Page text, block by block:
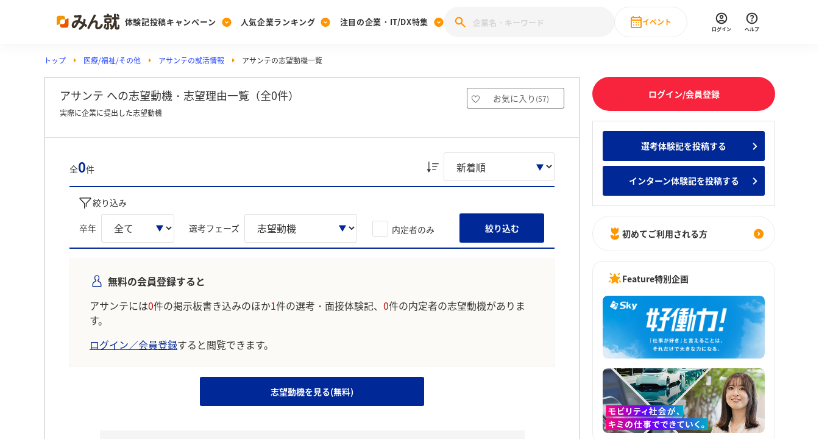
体験記投稿キャンペーン
Post
投稿する
[27卒] 本選考体験記投稿キャンペーン
人気企業ランキング
Ranking
ランキングを見る
Vote みんなの新卒就職人気企業ランキング みんなのインターン人気企業ランキ
注目の企業・IT/DX特集
PickUp
注目の企業特集
28卒 IT・DX現場社員インタビュー
イベント
直近のイベント一覧
ログイン ヘルプ
トップ 医療/福祉/その他 アサンテの就活情報 アサンテの志望動機一覧
アサンテ への志望動機・志望理由一覧（全0件） お気に入り (57)
実際に企業に提出した志望動機
全0件
絞り込み
卒年 選考フェーズ 内定者のみ 絞り込む
無料の会員登録すると
アサンテには0件の掲示板書き込みのほか1件の選考・面接体験記、 0件の内定者の志望動機がありま
す。
ログイン／会員登録すると閲覧できます。
志望動機を見る(無料)
ログイン/会員登録
選考体験記を投稿する
インターン体験記を投稿する
初めてご利用される方
Feature特別企画